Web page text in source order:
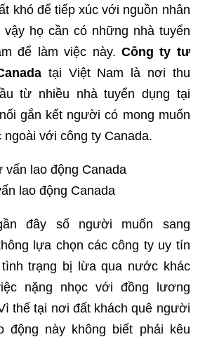
khó để tiếp xúc với nguồn nhân
vậy họ cần có những nhà tuyển
để làm việc này. Công ty tư
tại Việt Nam là nơi thu
từ nhiều nhà tuyển dụng tại
gắn kết người có mong muốn
ngoài với công ty Canada.
lao động Canada
đây số người muốn sang
lựa chọn các công ty uy tín
trạng bị lừa qua nước khác
nặng nhọc với đồng lương
thế tại nơi đất khách quê người
động này không biết phải kêu